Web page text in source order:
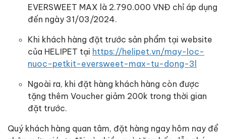
EVERSWEET MAX là 2.790.000 VNĐ chỉ áp dụng
đến ngày 31/03/2024.
Khi khách hàng đặt trước sản phẩm tại website
của HELIPET tại https://helipet.vn/may-loc-
nuoc-petkit-eversweet-max-tu-dong-3l
Ngoài ra, khi đặt hàng khách hàng còn được
tặng thêm Voucher giảm 200k trong thời gian
đặt trước.
Quý khách hàng quan tâm, đặt hàng ngay hôm nay để